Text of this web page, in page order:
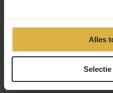
Alles
‹ ›